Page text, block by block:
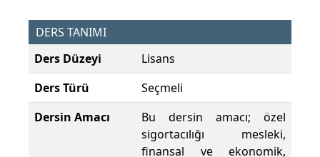
DERS TANIMI
Ders Düzeyi
Lisans
Ders Türü
Seçmeli
Dersin Amacı
Bu dersin amacı; özel
sigortacılığı mesleki,
finansal ve ekonomik,